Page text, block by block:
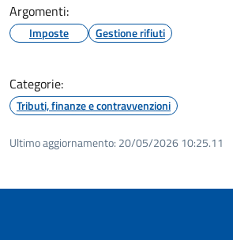
Argomenti:
Imposte Gestione rifiuti
Categorie:
Tributi, finanze e contravvenzioni
Ultimo aggiornamento: 20/05/2026 10:25.11